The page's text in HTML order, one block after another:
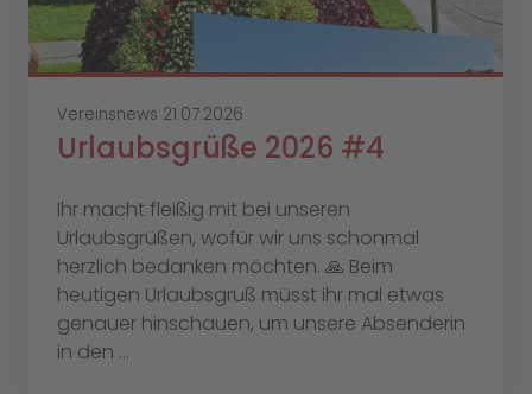
Vereinsnews 21.07.2026
Urlaubsgrüße 2026 #4
Ihr macht fleißig mit bei unseren
Urlaubsgrüßen, wofür wir uns schonmal
herzlich bedanken möchten. 🙏 Beim
heutigen Urlaubsgruß müsst ihr mal etwas
genauer hinschauen, um unsere Absenderin
in den ...